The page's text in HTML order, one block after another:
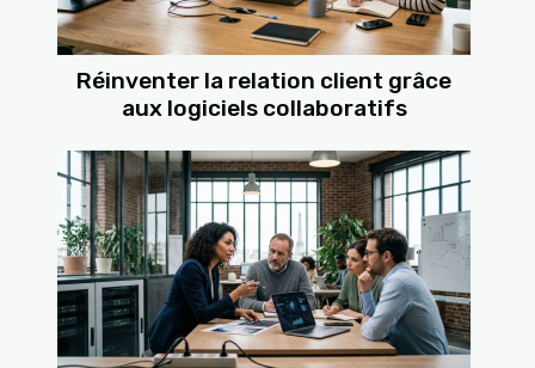
Réinventer la relation client grâce
aux logiciels collaboratifs